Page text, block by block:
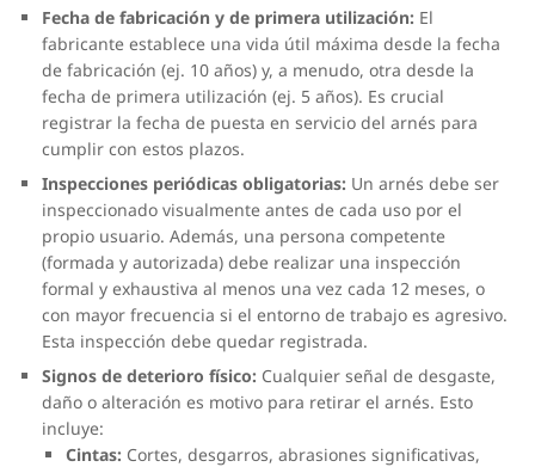
Fecha de fabricación y de primera utilización: El
fabricante establece una vida útil máxima desde la fecha
de fabricación (ej. 10 años) y, a menudo, otra desde la
fecha de primera utilización (ej. 5 años). Es crucial
registrar la fecha de puesta en servicio del arnés para
cumplir con estos plazos.
Inspecciones periódicas obligatorias: Un arnés debe ser
inspeccionado visualmente antes de cada uso por el
propio usuario. Además, una persona competente
(formada y autorizada) debe realizar una inspección
formal y exhaustiva al menos una vez cada 12 meses, o
con mayor frecuencia si el entorno de trabajo es agresivo.
Esta inspección debe quedar registrada.
Signos de deterioro físico: Cualquier señal de desgaste,
daño o alteración es motivo para retirar el arnés. Esto
incluye:
Cintas: Cortes, desgarros, abrasiones significativas,